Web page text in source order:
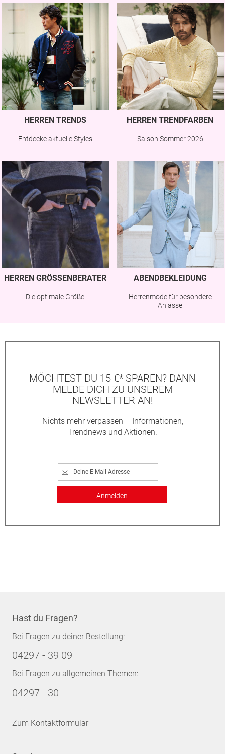
HERREN TRENDS
Entdecke aktuelle Styles
HERREN TRENDFARBEN
Saison Sommer 2026
HERREN GRÖSSENBERATER
Die optimale Größe
ABENDBEKLEIDUNG
Herrenmode für besondere
Anlässe
MÖCHTEST DU 15 €* SPAREN? DANN
MELDE DICH ZU UNSEREM
NEWSLETTER AN!
Nichts mehr verpassen – Informationen,
Trendnews und Aktionen.
Anmelden
Hast du Fragen?
Bei Fragen zu deiner Bestellung:
04297 - 39 09
Bei Fragen zu allgemeinen Themen:
04297 - 30
Zum Kontaktformular